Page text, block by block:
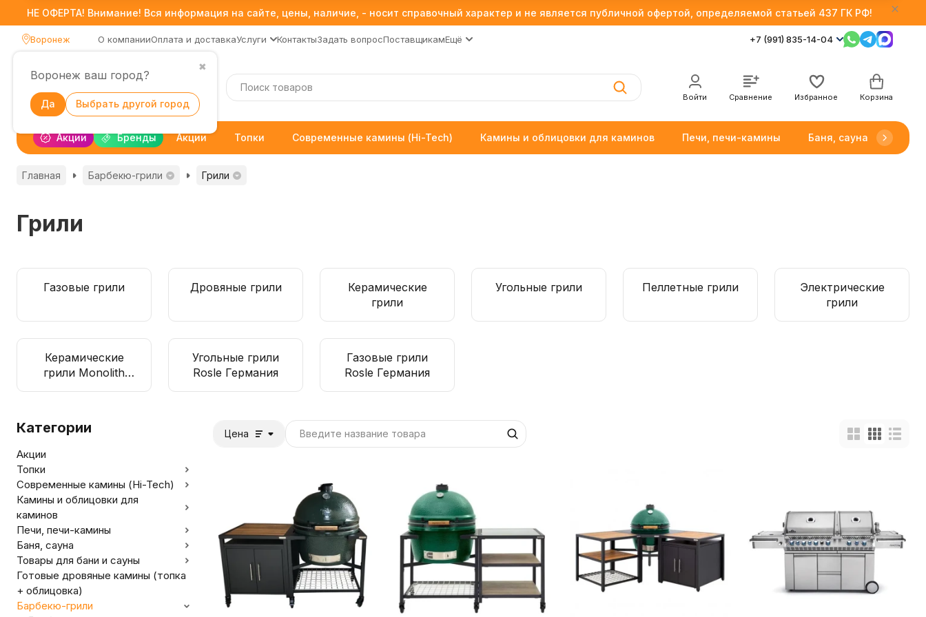
НЕ ОФЕРТА! Внимание! Вся информация на сайте, цены, наличие, - носит справочный характер и не является публичной офертой, определяемой статьей 437 ГК РФ!
Воронеж
✖
Воронеж ваш город?
Да Выбрать другой город
О компанииОплата и доставкаУслуги КонтактыЗадать вопросПоставщикамЕщё +7 (991) 835-14-04
Войти Сравнение Избранное Корзина
Акции Бренды Акции Топки Современные камины (Hi-Tech) Камины и облицовки для каминов Печи, печи-камины Баня, сауна
Главная Барбекю-грили Грили
Грили
Газовые грили Дровяные грили
Керамические
грили
Угольные грили Пеллетные грили
Электрические
грили
Керамические
грили Monolith
Германия
Угольные грили
Rosle Германия
Газовые грили
Rosle Германия
Цена
Категории
Акции
Топки
Современные камины (Hi-Tech)
Камины и облицовки для
каминов
Печи, печи-камины
Баня, сауна
Товары для бани и сауны
Готовые дровяные камины (топка
+ облицовка)
Барбекю-грили